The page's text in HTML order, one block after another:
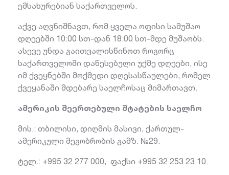
ემსახურებიან საქართველოს.
აქვე აღვნიშნავთ, რომ ყველა ოფისი სამუშაო
დღეებში 10:00 სთ-დან 18:00 სთ-მდე მუშაობს.
ასევე უნდა გაითვალისწინოთ როგორც
საქართველოში დაწესებული უქმე დღეები, ისე
იმ ქვეყნებში მოქმედი დღესასწაულები, რომელ
ქვეყანაში მდებარე საელჩოსაც მიმართავთ.
ამერიკის შეერთებული შტატების საელჩო
მის.: თბილისი, დიღმის მასივი, ქართულ-
ამერიკული მეგობრობის გამზ. №29.
ტელ.: +995 32 277 000, ფაქსი +995 32 253 23 10.